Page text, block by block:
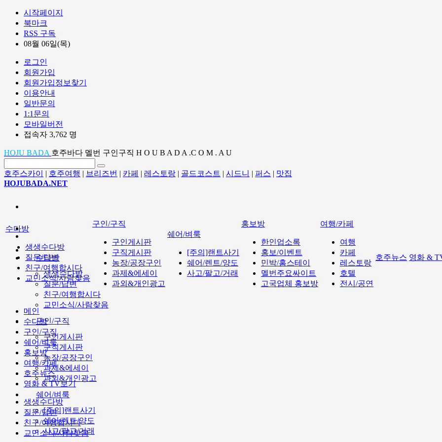
시작페이지
북마크
RSS 구독
08월 06일(목)
로그인
회원가입
회원가입정보찾기
이용안내
일반문의
1:1문의
모바일버전
접속자 3,762 명
HOJU BADA 호주바다 멜번 구인구직 H O U B A D A .C O M . A U
호주스카이 | 호주여행 | 브리즈번 | 카페 | 레스토랑 | 골드코스트 | 시드니 | 퍼스 | 맛집
HOJUBADA.NET
수다방
생생수다방
질문/답변
친구/여행합시다
교민소식/사람찾음
구인/구직
구인게시판
구직게시판
농장/공장구인
과제&에세이
과외&개인광고
쉐어/벼룩
[주의]랜트사기
쉐어/렌트/양도
사고/팔고/거래
수다방
생생수다방
질문/답변
친구/여행합시다
교민소식/사람찾음
구인/구직
구인게시판
구직게시판
농장/공장구인
과제&에세이
과외&개인광고
쉐어/벼룩
[주의]랜트사기
쉐어/렌트/양도
사고/팔고/거래
홍보방
한인업소록
홍보/이벤트
민박/홈스테이
멜번주요싸이트
고국업체 홍보방
여행/카페
여행
카페
레스토랑
호텔
전시/공연
호주뉴스 영화 &
메인
수다방
구인/구직
쉐어/벼룩
홍보방
여행/카페
호주뉴스
영화 & TV보기
생생수다방
질문/답변
친구/여행합시다
교민소식/사람찾음